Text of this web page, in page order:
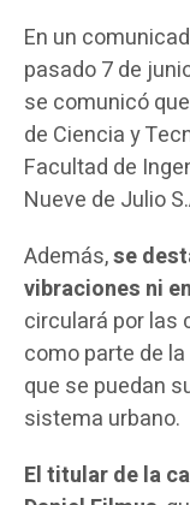
En un
pasado 7 de
se comunicó
de Ciencia y
Facultad de
Nueve de Julio
Además,se
vibraciones ni
circulará por las
como parte de
que se puedan
sistema urbano.
El titular de la